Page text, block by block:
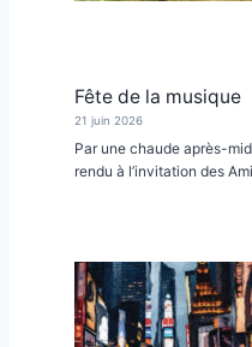
Fête de la musique
21 juin 2026
Par une chaude après-
rendu à l’invitation des